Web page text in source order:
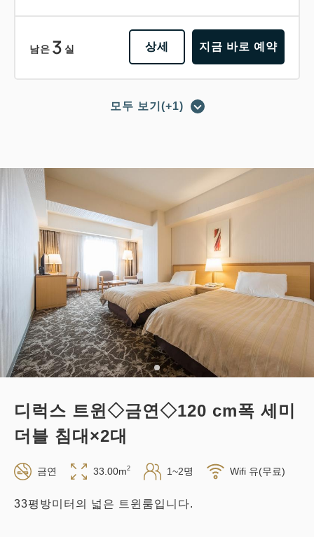
남은 3 실 상세 지금 바로 예약
세금・서비스료 포함
합계 22,120 JPY
의 베이직 플랜 비즈니스에도 레저에
도!
적립 포인트 221~
조식 현지 지불・Web 결제
in 14:00~ / out 11:00까지
남은 3 상세 지금 바로 예약
모두 보기(+1)
디럭스 트윈◇금연◇120 cm폭 세미
더블 침대×2대
금연 33.00m2 1~2명 Wifi 유(무료)
33평방미터의 넓은 트윈룸입니다.